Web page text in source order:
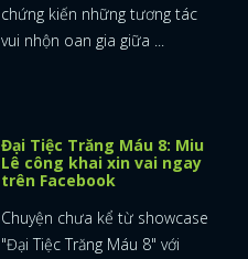
chứng kiến những tương tác
vui nhộn oan gia giữa ...
Đại Tiệc Trăng Máu 8: Miu
Lê công khai xin vai ngay
trên Facebook
Chuyện chưa kể từ showcase
"Đại Tiệc Trăng Máu 8" với